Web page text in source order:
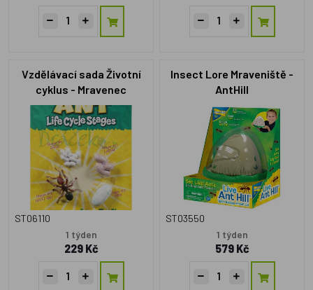
Vzdělávací sada Životní
cyklus - Mravenec
ST06110
1 týden
229 Kč
Insect Lore Mraveniště -
AntHill
ST03550
1 týden
579 Kč